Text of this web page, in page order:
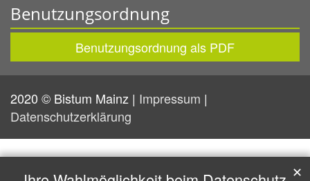
Benutzungsordnung
Benutzungsordnung als PDF
2020 © Bistum Mainz | Impressum |
Datenschutzerklärung
✕